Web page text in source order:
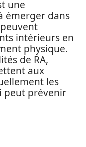
une
émerger dans
intérieurs en
physique.
de RA,
aux
les
peut prévenir